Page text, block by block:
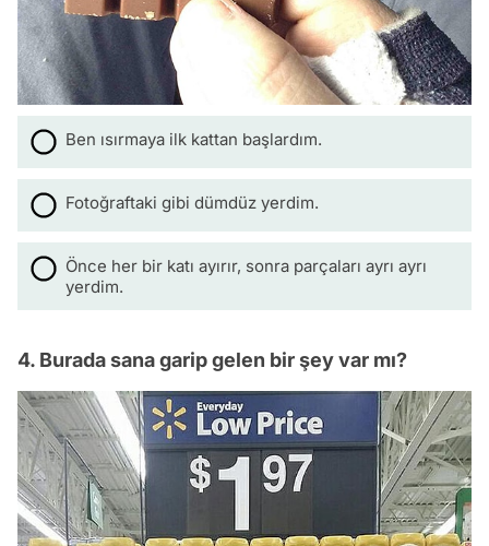
Ben ısırmaya ilk kattan başlardım.
Fotoğraftaki gibi dümdüz yerdim.
Önce her bir katı ayırır, sonra parçaları ayrı ayrı
yerdim.
4. Burada sana garip gelen bir şey var mı?